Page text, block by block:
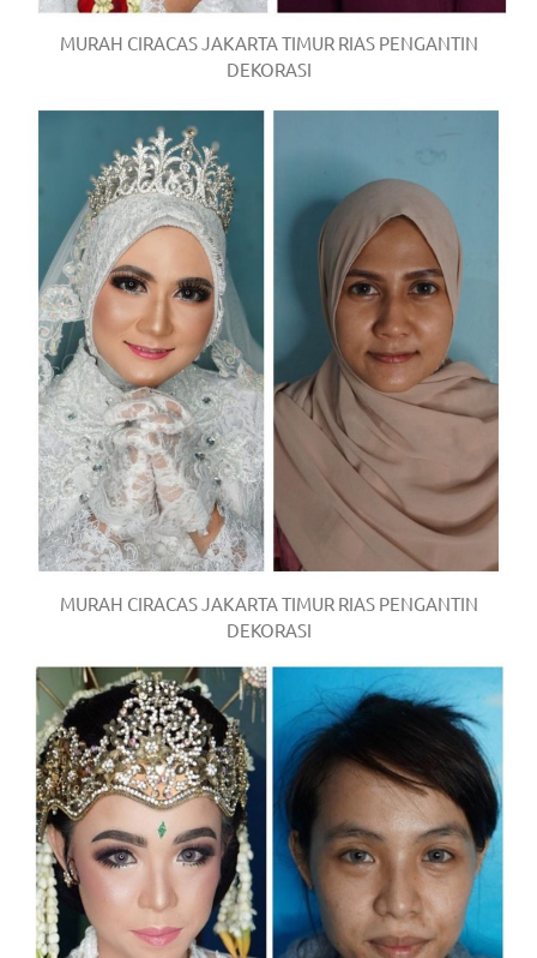
MURAH CIRACAS JAKARTA TIMUR RIAS PENGANTIN
DEKORASI
MURAH CIRACAS JAKARTA TIMUR RIAS PENGANTIN
DEKORASI